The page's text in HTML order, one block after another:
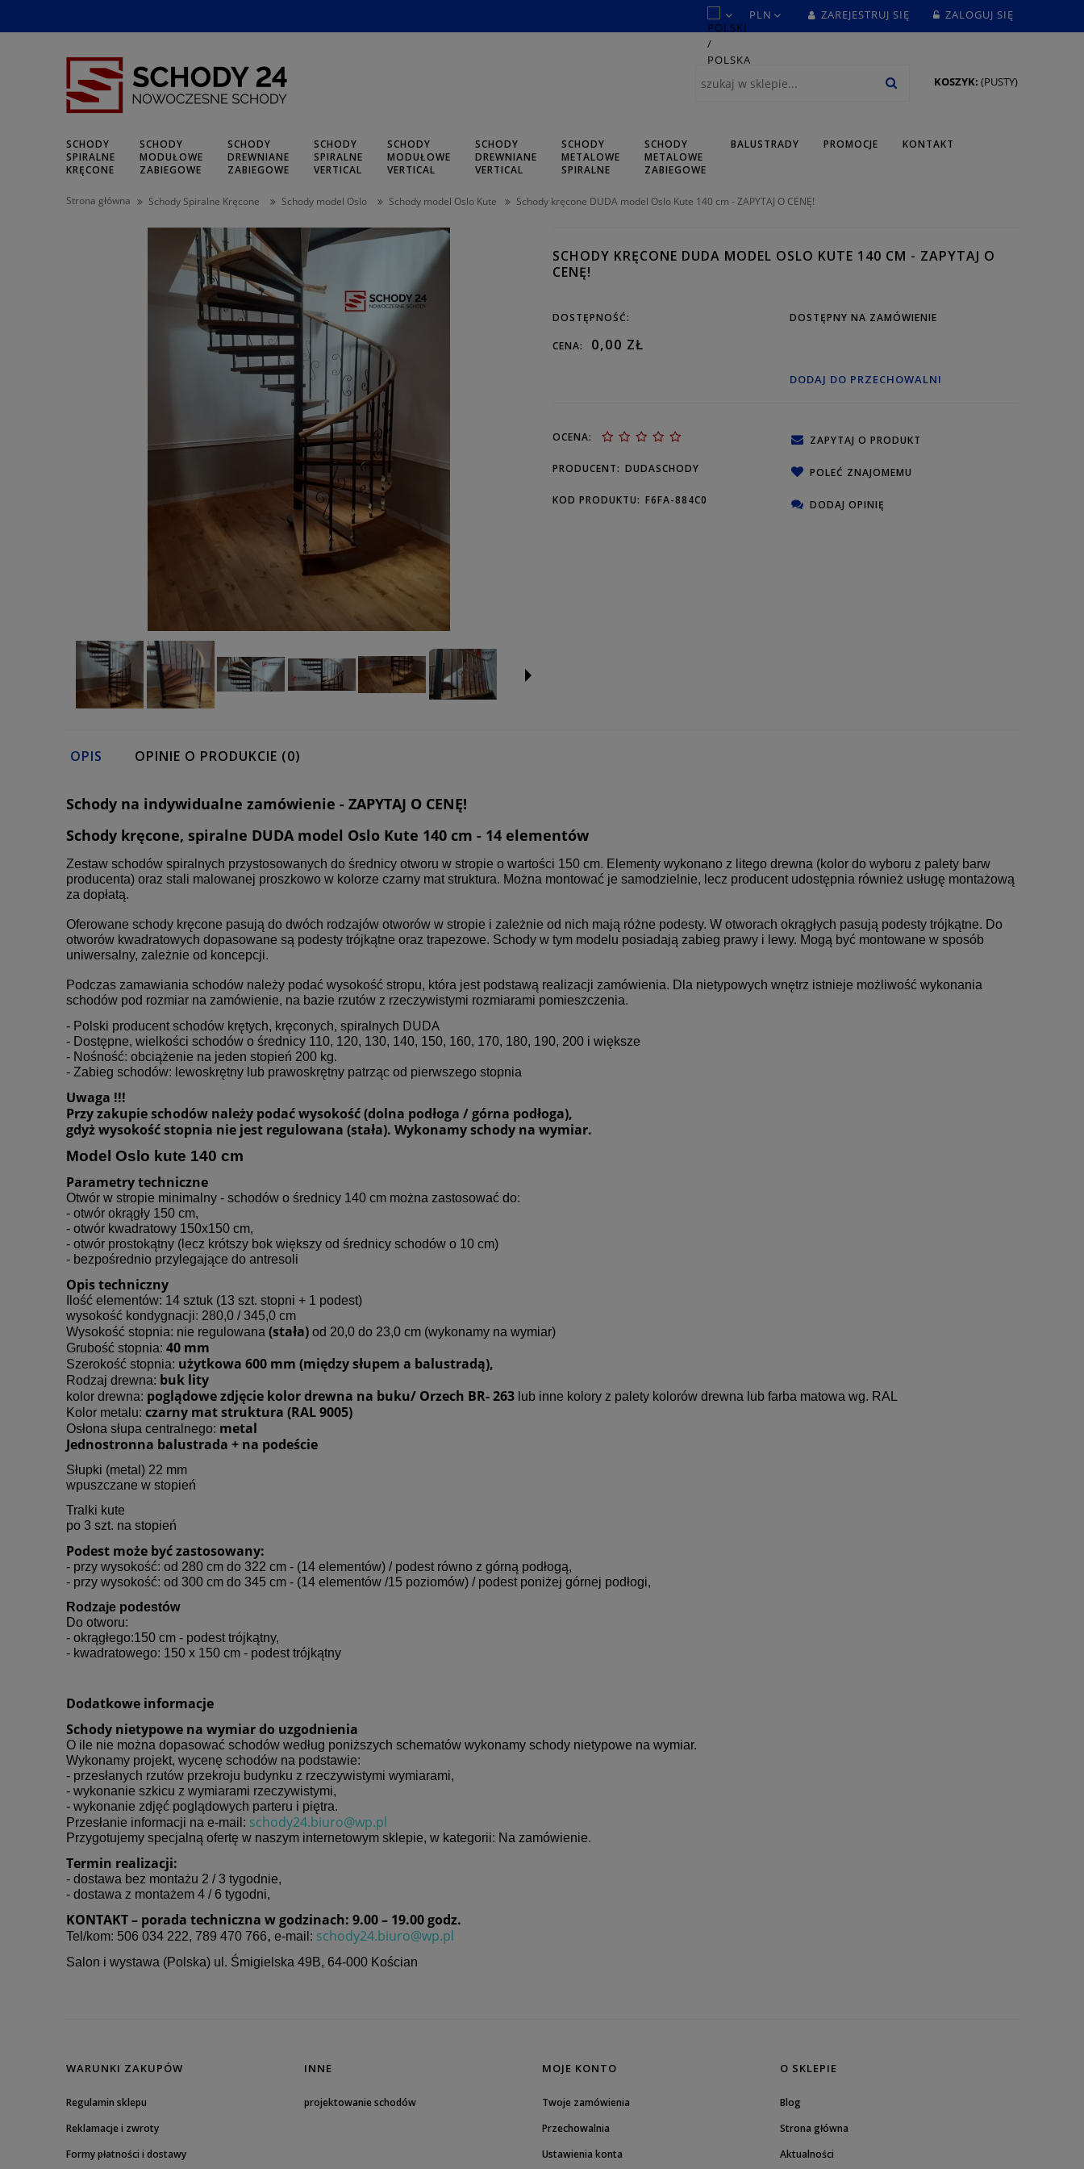
ZAREJESTRUJ SIĘ ZALOGUJ SIĘ
KOSZYK: (PUSTY)
SCHODY
SPIRALNE
KRĘCONE
SCHODY
MODUŁOWE
ZABIEGOWE
SCHODY
DREWNIANE
ZABIEGOWE
SCHODY
SPIRALNE
VERTICAL
SCHODY
MODUŁOWE
VERTICAL
SCHODY
DREWNIANE
VERTICAL
SCHODY
METALOWE
SPIRALNE
SCHODY
METALOWE
ZABIEGOWE
BALUSTRADY PROMOCJE KONTAKT
Strona główna Schody Spiralne Kręcone Schody model Oslo Schody model Oslo Kute Schody kręcone DUDA model Oslo Kute 140 cm - ZAPYTAJ O CENĘ!
SCHODY KRĘCONE DUDA MODEL OSLO KUTE 140 CM - ZAPYTAJ O
CENĘ!
DOSTĘPNOŚĆ: DOSTĘPNY NA ZAMÓWIENIE
CENA: 0,00 ZŁ
DODAJ DO PRZECHOWALNI
OCENA:
PRODUCENT: DUDASCHODY
KOD PRODUKTU: F6FA-884C0
ZAPYTAJ O PRODUKT
POLEĆ ZNAJOMEMU
DODAJ OPINIĘ
OPIS OPINIE O PRODUKCIE (0)
Schody na indywidualne zamówienie - ZAPYTAJ O CENĘ!
Schody kręcone, spiralne DUDA model Oslo Kute 140 cm - 14 elementów
Zestaw schodów spiralnych przystosowanych do średnicy otworu w stropie o wartości 150 cm. Elementy wykonano z litego drewna (kolor do wyboru z palety barw
producenta) oraz stali malowanej proszkowo w kolorze czarny mat struktura. Można montować je samodzielnie, lecz producent udostępnia również usługę montażową
za dopłatą.
Oferowane schody kręcone pasują do dwóch rodzajów otworów w stropie i zależnie od nich mają różne podesty. W otworach okrągłych pasują podesty trójkątne. Do
otworów kwadratowych dopasowane są podesty trójkątne oraz trapezowe. Schody w tym modelu posiadają zabieg prawy i lewy. Mogą być montowane w sposób
uniwersalny, zależnie od koncepcji.
Podczas zamawiania schodów należy podać wysokość stropu, która jest podstawą realizacji zamówienia. Dla nietypowych wnętrz istnieje możliwość wykonania
schodów pod rozmiar na zamówienie, na bazie rzutów z rzeczywistymi rozmiarami pomieszczenia.
- Polski producent schodów krętych, kręconych, spiralnych DUDA
- Dostępne, wielkości schodów o średnicy 110, 120, 130, 140, 150, 160, 170, 180, 190, 200 i większe
- Nośność: obciążenie na jeden stopień 200 kg.
- Zabieg schodów: lewoskrętny lub prawoskrętny patrząc od pierwszego stopnia
Uwaga !!!
Przy zakupie schodów należy podać wysokość (dolna podłoga / górna podłoga),
gdyż wysokość stopnia nie jest regulowana (stała). Wykonamy schody na wymiar.
Model Oslo kute 140 cm
Parametry techniczne
Otwór w stropie minimalny - schodów o średnicy 140 cm można zastosować do:
- otwór okrągły 150 cm,
- otwór kwadratowy 150x150 cm,
- otwór prostokątny (lecz krótszy bok większy od średnicy schodów o 10 cm)
- bezpośrednio przylegające do antresoli
Opis techniczny
Ilość elementów: 14 sztuk (13 szt. stopni + 1 podest)
wysokość kondygnacji: 280,0 / 345,0 cm
Wysokość stopnia: nie regulowana (stała) od 20,0 do 23,0 cm (wykonamy na wymiar)
Grubość stopnia: 40 mm
Szerokość stopnia: użytkowa 600 mm (między słupem a balustradą),
Rodzaj drewna: buk lity
kolor drewna: poglądowe zdjęcie kolor drewna na buku/ Orzech BR- 263 lub inne kolory z palety kolorów drewna lub farba matowa wg. RAL
Kolor metalu: czarny mat struktura (RAL 9005)
Osłona słupa centralnego: metal
Jednostronna balustrada + na podeście
Słupki (metal) 22 mm
wpuszczane w stopień
Tralki kute
po 3 szt. na stopień
Podest może być zastosowany:
- przy wysokość: od 280 cm do 322 cm - (14 elementów) / podest równo z górną podłogą,
- przy wysokość: od 300 cm do 345 cm - (14 elementów /15 poziomów) / podest poniżej górnej podłogi,
Rodzaje podestów
Do otworu:
- okrągłego:150 cm - podest trójkątny,
- kwadratowego: 150 x 150 cm - podest trójkątny
Dodatkowe informacje
Schody nietypowe na wymiar do uzgodnienia
O ile nie można dopasować schodów według poniższych schematów wykonamy schody nietypowe na wymiar.
Wykonamy projekt, wycenę schodów na podstawie:
- przesłanych rzutów przekroju budynku z rzeczywistymi wymiarami,
- wykonanie szkicu z wymiarami rzeczywistymi,
- wykonanie zdjęć poglądowych parteru i piętra.
Przesłanie informacji na e-mail: schody24.biuro@wp.pl
Przygotujemy specjalną ofertę w naszym internetowym sklepie, w kategorii: Na zamówienie.
Termin realizacji:
- dostawa bez montażu 2 / 3 tygodnie,
- dostawa z montażem 4 / 6 tygodni,
KONTAKT – porada techniczna w godzinach: 9.00 – 19.00 godz.
Tel/kom: 506 034 222, 789 470 766, e-mail: schody24.biuro@wp.pl
Salon i wystawa (Polska) ul. Śmigielska 49B, 64-000 Kościan
WARUNKI ZAKUPÓW
Regulamin sklepu
Reklamacje i zwroty
Formy płatności i dostawy
INNE
projektowanie schodów
MOJE KONTO
Twoje zamówienia
Przechowalnia
Ustawienia konta
O SKLEPIE
Blog
Strona główna
Aktualności